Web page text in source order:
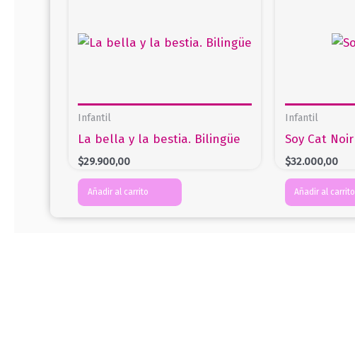
Infantil
La bella y la bestia. Bilingüe
$29.900,00
Añadir al carrito
Infantil
Soy Cat Noir
$32.000,00
Añadir al carrito